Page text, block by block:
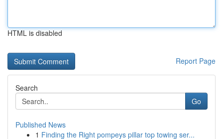
HTML is disabled
Report Page
Search
Go
Published News
1 Finding the Right pompeys pillar top towing ser...